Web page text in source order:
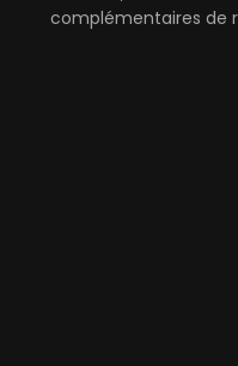
complémentaires de